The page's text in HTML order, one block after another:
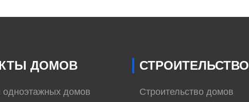
ДОМОВ
одноэтажных домов
СТРОИТЕЛЬСТВО
Строительство домов